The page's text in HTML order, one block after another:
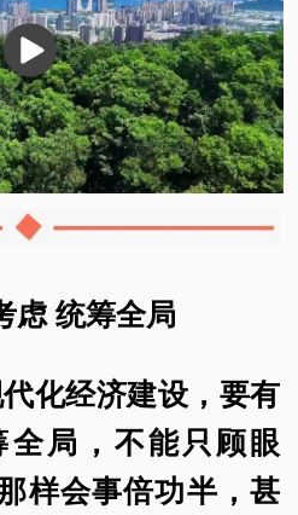
播
放
虑 统筹全局
化经济建设，要有
局，不能只顾眼
样会事倍功半，甚